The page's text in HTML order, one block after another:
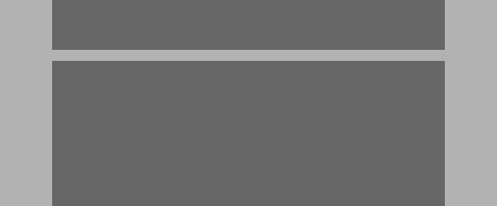
נספח לפרק ראשון ... 19